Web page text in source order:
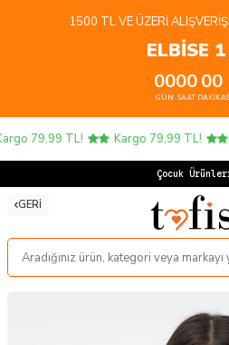
1500 TL VE ÜZERI
ELBİSE
00
GÜN
00
SAAT
00
DAKIKA
79,99 TL! Kargo 79,99 TL!
Çocuk
GERI